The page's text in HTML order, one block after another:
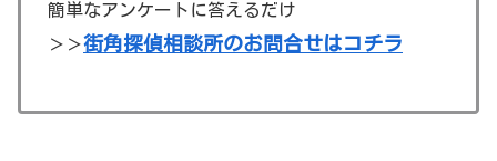
簡単なアンケートに答えるだけ
＞＞街角探偵相談所のお問合せはコチラ